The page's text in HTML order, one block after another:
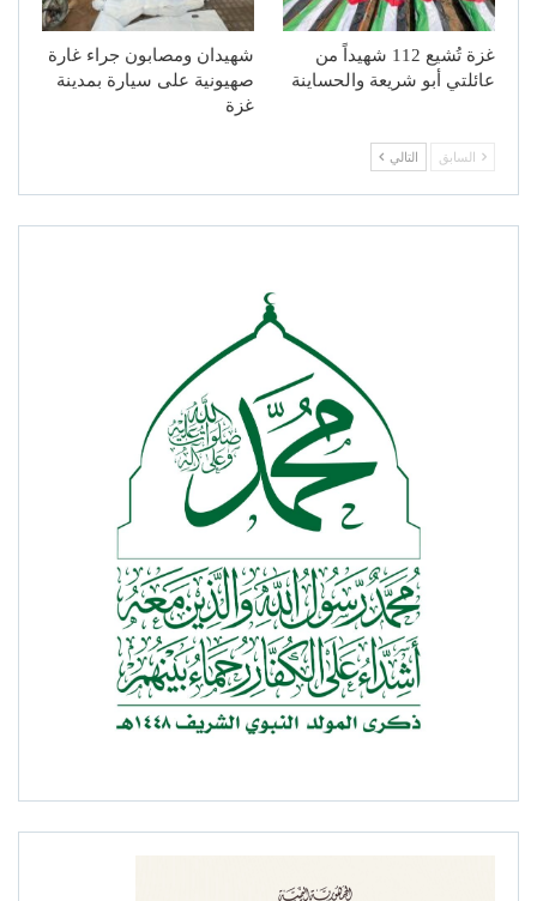
غزة تُشيع 112 شهيداً من
عائلتي أبو شريعة والحساينة
شهيدان ومصابون جراء غارة
صهيونية على سيارة بمدينة
غزة
السابق التالي